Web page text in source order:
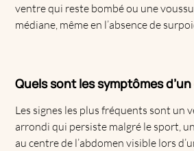
ventre qui reste bombé ou une
médiane, même en l’absence de
Quels sont les symptômes
Les signes les plus fréquents sont un
arrondi qui persiste malgré le sport,
au centre de l’abdomen visible lors